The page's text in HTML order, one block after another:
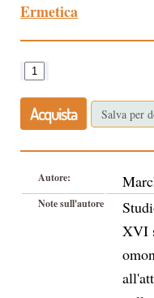
Ermetica
Acquista Salva per
Autore:
Note sull'autore
XVI